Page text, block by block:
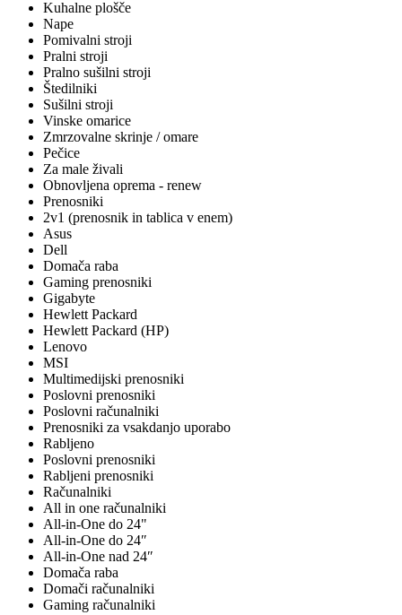
Kuhalne plošče
Nape
Pomivalni stroji
Pralni stroji
Pralno sušilni stroji
Štedilniki
Sušilni stroji
Vinske omarice
Zmrzovalne skrinje / omare
Pečice
Za male živali
Obnovljena oprema - renew
Prenosniki
2v1 (prenosnik in tablica v enem)
Asus
Dell
Domača raba
Gaming prenosniki
Gigabyte
Hewlett Packard
Hewlett Packard (HP)
Lenovo
MSI
Multimedijski prenosniki
Poslovni prenosniki
Poslovni računalniki
Prenosniki za vsakdanjo uporabo
Rabljeno
Poslovni prenosniki
Rabljeni prenosniki
Računalniki
All in one računalniki
All-in-One do 24"
All-in-One do 24″
All-in-One nad 24″
Domača raba
Domači računalniki
Gaming računalniki